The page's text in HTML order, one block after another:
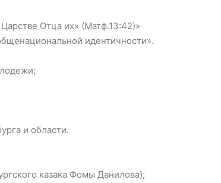
Отца их» (Матф.13:42)»
идентичности».
и области.
казака Фомы Данилова);